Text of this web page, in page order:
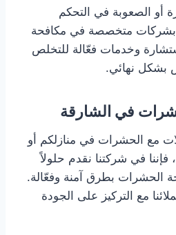
أو الصعوبة في التحكم
بشركات متخصصة في مكافحة
وخدمات فعّالة للتخلص
بشكل نهائي.
في الشارقة
مع الحشرات في منازلكم أو
في شركتنا نقدم حلولاً
الحشرات بطرق آمنة وفعّالة.
مع التركيز على الجودة